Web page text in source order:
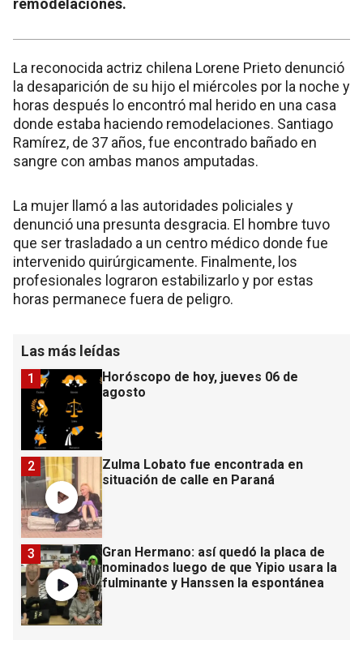
remodelaciones.
La reconocida actriz chilena Lorene Prieto denunció
la desaparición de su hijo el miércoles por la noche y
horas después lo encontró mal herido en una casa
donde estaba haciendo remodelaciones. Santiago
Ramírez, de 37 años, fue encontrado bañado en
sangre con ambas manos amputadas.
La mujer llamó a las autoridades policiales y
denunció una presunta desgracia. El hombre tuvo
que ser trasladado a un centro médico donde fue
intervenido quirúrgicamente. Finalmente, los
profesionales lograron estabilizarlo y por estas
horas permanece fuera de peligro.
Las más leídas
Horóscopo de hoy, jueves 06 de
agosto
1
Zulma Lobato fue encontrada en
situación de calle en Paraná
2
Gran Hermano: así quedó la placa de
nominados luego de que Yipio usara la
fulminante y Hanssen la espontánea
3